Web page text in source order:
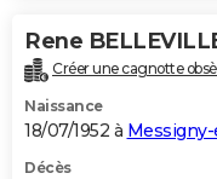
Rene
Créer une cagnotte
Naissance
18/07/1952 à
Décès